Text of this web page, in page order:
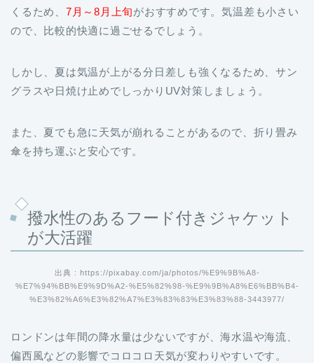
くるため、 7月～8月上旬がおすすめです。気温差も小さい
ので、比較的快適に過ごせるでしょう。
しかし、夏は気温が上がる分日差しも強くなるため、サン
グラスや日焼け止めでしっかりUV対策しましょう。
また、夏でも急に天気が崩れることがあるので、折り畳み
傘を持ち運ぶと安心です。
撥水性のあるフード付きジャケット
が大活躍
出典 : https://pixabay.com/ja/photos/%E9%9B%A8-
%E7%94%BB%E9%9D%A2-%E5%82%98-%E9%9B%A8%E6%BB%B4-
%E3%82%A6%E3%82%A7%E3%83%83%E3%83%88-3443977/
ロンドンは年間の降水量は少ないですが、海水温や海流、
偏西風などの影響でコロコロ天気が変わりやすいです。